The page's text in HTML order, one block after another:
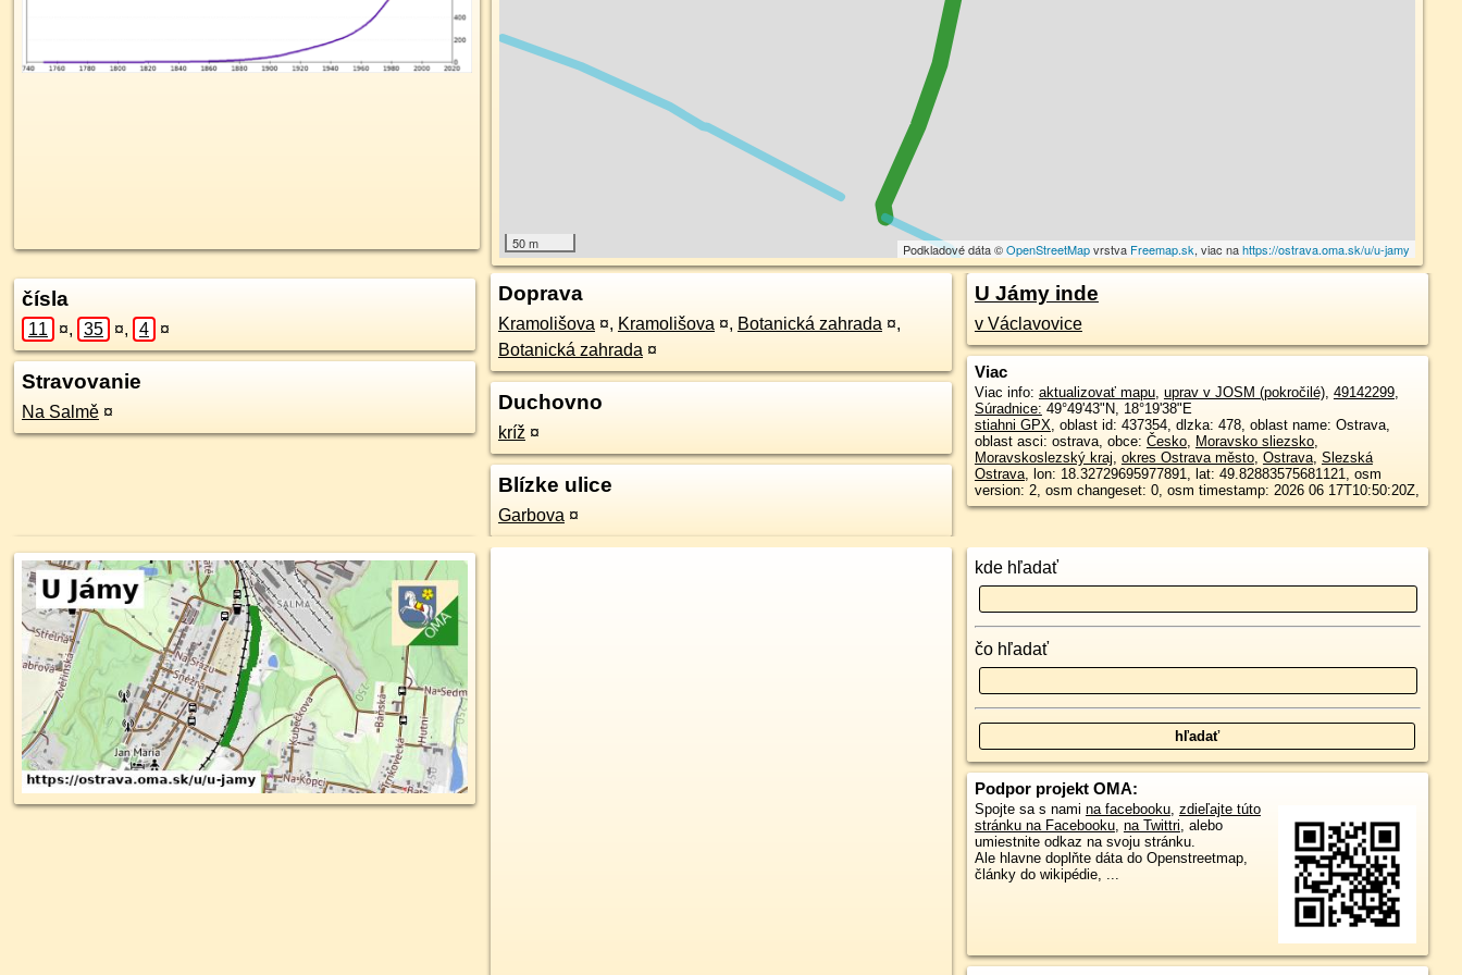
50 m Podkladové dáta ©OpenStreetMapvrstva Freemap.sk, viac nahttps://ostrava.oma.sk/u/u-jamy
čísla
11 ¤, 35 ¤, 4 ¤
Stravovanie
Na Salmě ¤
Doprava
Kramolišova ¤, Kramolišova ¤, Botanická zahrada ¤,
Botanická zahrada ¤
Duchovno
kríž ¤
Blízke ulice
Garbova ¤
U Jámy inde
v Václavovice
Viac
Viac info: aktualizovať mapu, uprav v JOSM (pokročilé), 49142299,
Súradnice: 49°49'43"N, 18°19'38"E
stiahni GPX, oblast id: 437354, dlzka: 478, oblast name: Ostrava,
oblast asci: ostrava, obce: Česko, Moravsko sliezsko,
Moravskoslezský kraj, okres Ostrava město, Ostrava, Slezská
Ostrava, lon: 18.32729695977891, lat: 49.82883575681121, osm
version: 2, osm changeset: 0, osm timestamp: 2026 06 17T10:50:20Z,
kde hľadať
čo hľadať
Podpor projekt OMA:
Spojte sa s nami na facebooku, zdieľajte túto
stránku na Facebooku, na Twittri, alebo
umiestnite odkaz na svoju stránku.
Ale hlavne doplňte dáta do Openstreetmap,
články do wikipédie, ...